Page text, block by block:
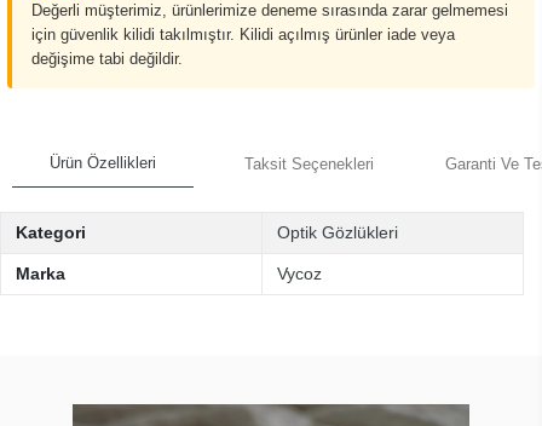
Değerli müşterimiz, ürünlerimize deneme sırasında zarar gelmemesi
için güvenlik kilidi takılmıştır. Kilidi açılmış ürünler iade veya
değişime tabi değildir.
Ürün Özellikleri Taksit Seçenekleri Garanti Ve
Kategori Optik Gözlükleri
Marka Vycoz